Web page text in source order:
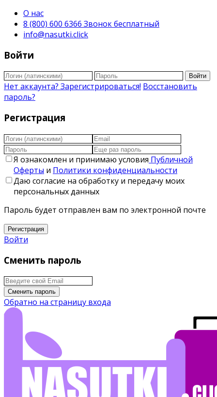
О нас
8 (800) 600 6366 Звонок бесплатный
info@nasutki.click
Войти
Войти
Нет аккаунта? Зарегистрироваться! Восстановить
пароль?
Регистрация
Я ознакомлен и принимаю условия Публичной
Оферты и Политики конфиденциальности
Даю согласие на обработку и передачу моих
персональных данных
Пароль будет отправлен вам по электронной почте
Регистрация
Войти
Сменить пароль
Сменить пароль
Обратно на страницу входа